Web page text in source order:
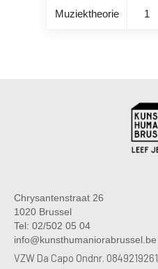
Muziektheorie 1
Chrysantenstraat 26
1020 Brussel
Tel: 02/502 05 04
info@kunsthumaniorabrussel.be
VZW Da Capo Ondnr. 0849219261